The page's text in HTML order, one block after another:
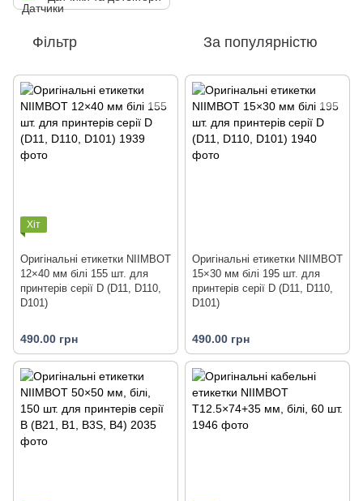
Фільтр За популярністю
Хіт
Оригінальні етикетки NIIMBOT
12×40 мм білі 155 шт. для
принтерів серії D (D11, D110,
D101)
490.00 грн
Оригінальні етикетки NIIMBOT
15×30 мм білі 195 шт. для
принтерів серії D (D11, D110,
D101)
490.00 грн